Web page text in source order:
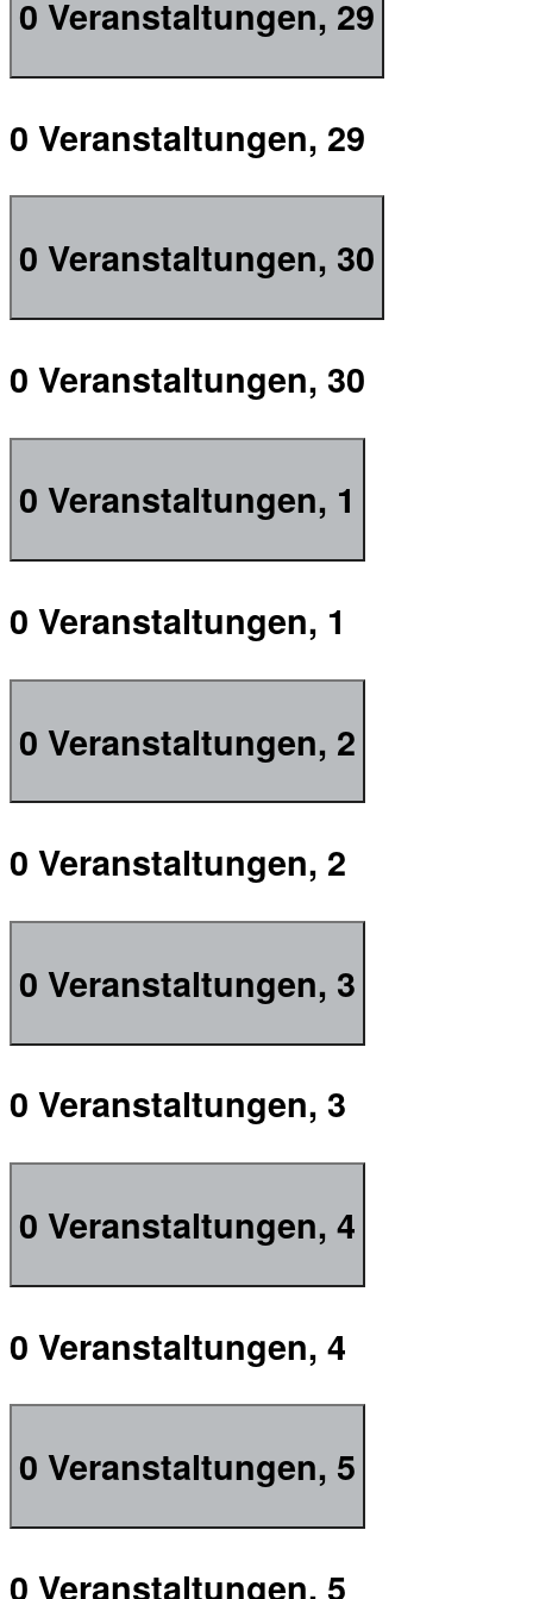
0 Veranstaltungen, 29
0 Veranstaltungen, 29
0 Veranstaltungen, 30
0 Veranstaltungen, 30
0 Veranstaltungen, 1
0 Veranstaltungen, 1
0 Veranstaltungen, 2
0 Veranstaltungen, 2
0 Veranstaltungen, 3
0 Veranstaltungen, 3
0 Veranstaltungen, 4
0 Veranstaltungen, 4
0 Veranstaltungen, 5
0 Veranstaltungen, 5